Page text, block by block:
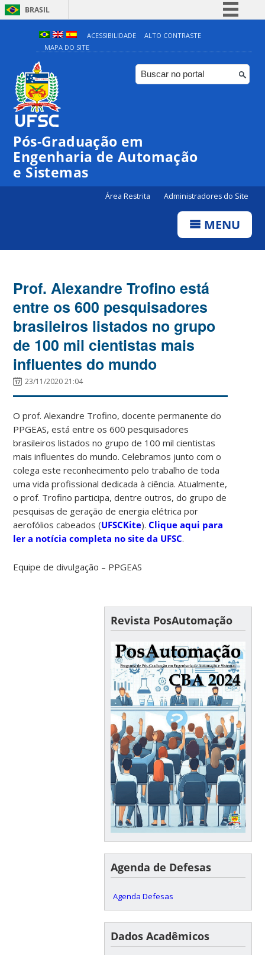
BRASIL
Simplifique!
Comunica BR
Participe
ACESSIBILIDADE
ALTO CONTRASTE
MAPA DO SITE
Pós-Graduação em
Engenharia de Automação
e Sistemas
Área Restrita Administradores do Site
MENU
Prof. Alexandre Trofino está
entre os 600 pesquisadores
brasileiros listados no grupo
de 100 mil cientistas mais
influentes do mundo
23/11/2020 21:04
O prof. Alexandre Trofino, docente permanente do
PPGEAS, está entre os 600 pesquisadores
brasileiros listados no grupo de 100 mil cientistas
mais influentes do mundo. Celebramos junto com o
colega este reconhecimento pelo trabalho de toda
uma vida profissional dedicada à ciência. Atualmente,
o prof. Trofino participa, dentre outros, do grupo de
pesquisas de geração de energia elétrica por
aerofólios cabeados (UFSCKite).Clique aqui para
ler a notícia completa no site da UFSC.
Equipe de divulgação – PPGEAS
Revista PosAutomação
Agenda de Defesas
Agenda Defesas
Dados Acadêmicos